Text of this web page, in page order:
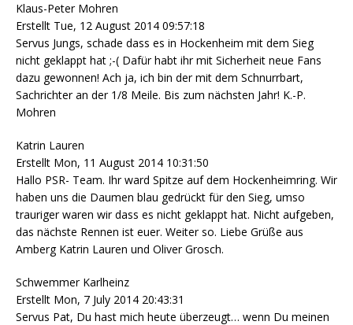
Klaus-Peter Mohren
Erstellt Tue, 12 August 2014 09:57:18
Servus Jungs, schade dass es in Hockenheim mit dem Sieg
nicht geklappt hat ;-( Dafür habt ihr mit Sicherheit neue Fans
dazu gewonnen! Ach ja, ich bin der mit dem Schnurrbart,
Sachrichter an der 1/8 Meile. Bis zum nächsten Jahr! K.-P.
Mohren
Katrin Lauren
Erstellt Mon, 11 August 2014 10:31:50
Hallo PSR- Team. Ihr ward Spitze auf dem Hockenheimring. Wir
haben uns die Daumen blau gedrückt für den Sieg, umso
trauriger waren wir dass es nicht geklappt hat. Nicht aufgeben,
das nächste Rennen ist euer. Weiter so. Liebe Grüße aus
Amberg Katrin Lauren und Oliver Grosch.
Schwemmer Karlheinz
Erstellt Mon, 7 July 2014 20:43:31
Servus Pat, Du hast mich heute überzeugt… wenn Du meinen